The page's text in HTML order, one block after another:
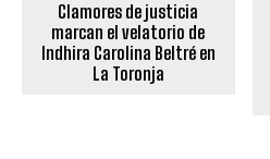
Clamores de justicia
marcan el velatorio de
Indhira Carolina Beltré en
La Toronja